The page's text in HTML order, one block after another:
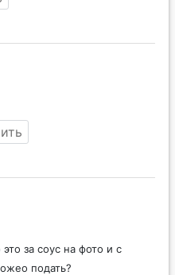
за соус на фото и с
подать?